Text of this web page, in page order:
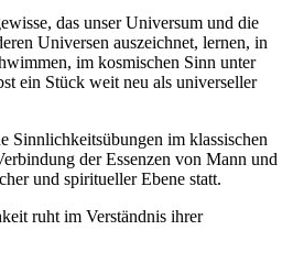
das unser Universum und die
Universen auszeichnet, lernen, in
im kosmischen Sinn unter
ein Stück weit neu als universeller
Sinnlichkeitsübungen im klassischen
der Essenzen von Mann und
und spiritueller Ebene statt.
ruht im Verständnis ihrer